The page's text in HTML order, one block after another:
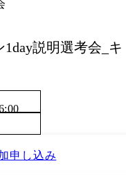
説明選考会_キ
申し込み